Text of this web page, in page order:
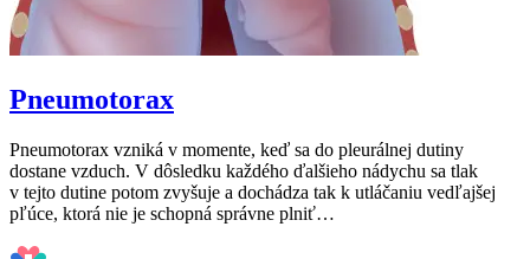
Pneumotorax
Pneumotorax vzniká v momente, keď sa do pleurálnej dutiny
dostane vzduch. V dôsledku každého ďalšieho nádychu sa tlak
v tejto dutine potom zvyšuje a dochádza tak k utláčaniu vedľajšej
pľúce, ktorá nie je schopná správne plniť…